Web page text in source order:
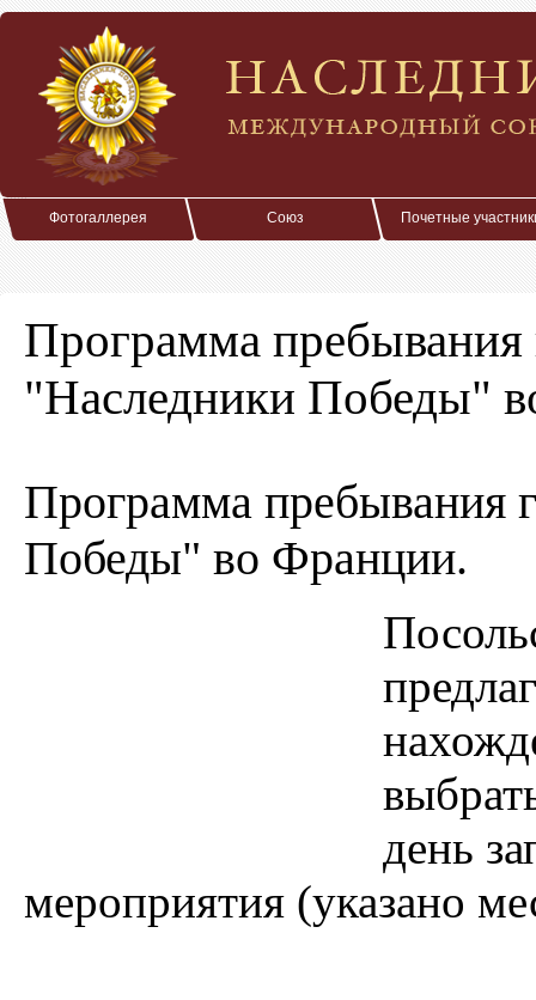
Фотогаллерея Союз Почетные
Программа пребывания
"Наследники Победы"
Программа пребывания
Победы" во Франции.
день
мероприятия (указано